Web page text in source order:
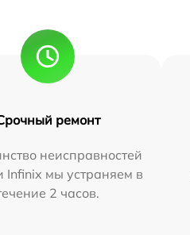
ремонт
неисправностей
Infinix мы устраняем в
2 часов.